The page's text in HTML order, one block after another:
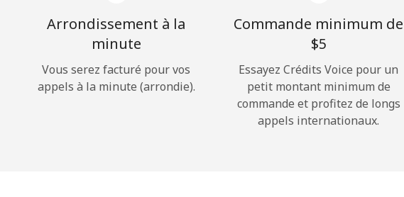
Rappel du mot de passe →
Arrondissement à la
minute
Vous serez facturé pour vos
appels à la minute (arrondie).
Commande minimum de
⁦$5⁩
Essayez Crédits Voice pour un
petit montant minimum de
commande et profitez de longs
appels internationaux.